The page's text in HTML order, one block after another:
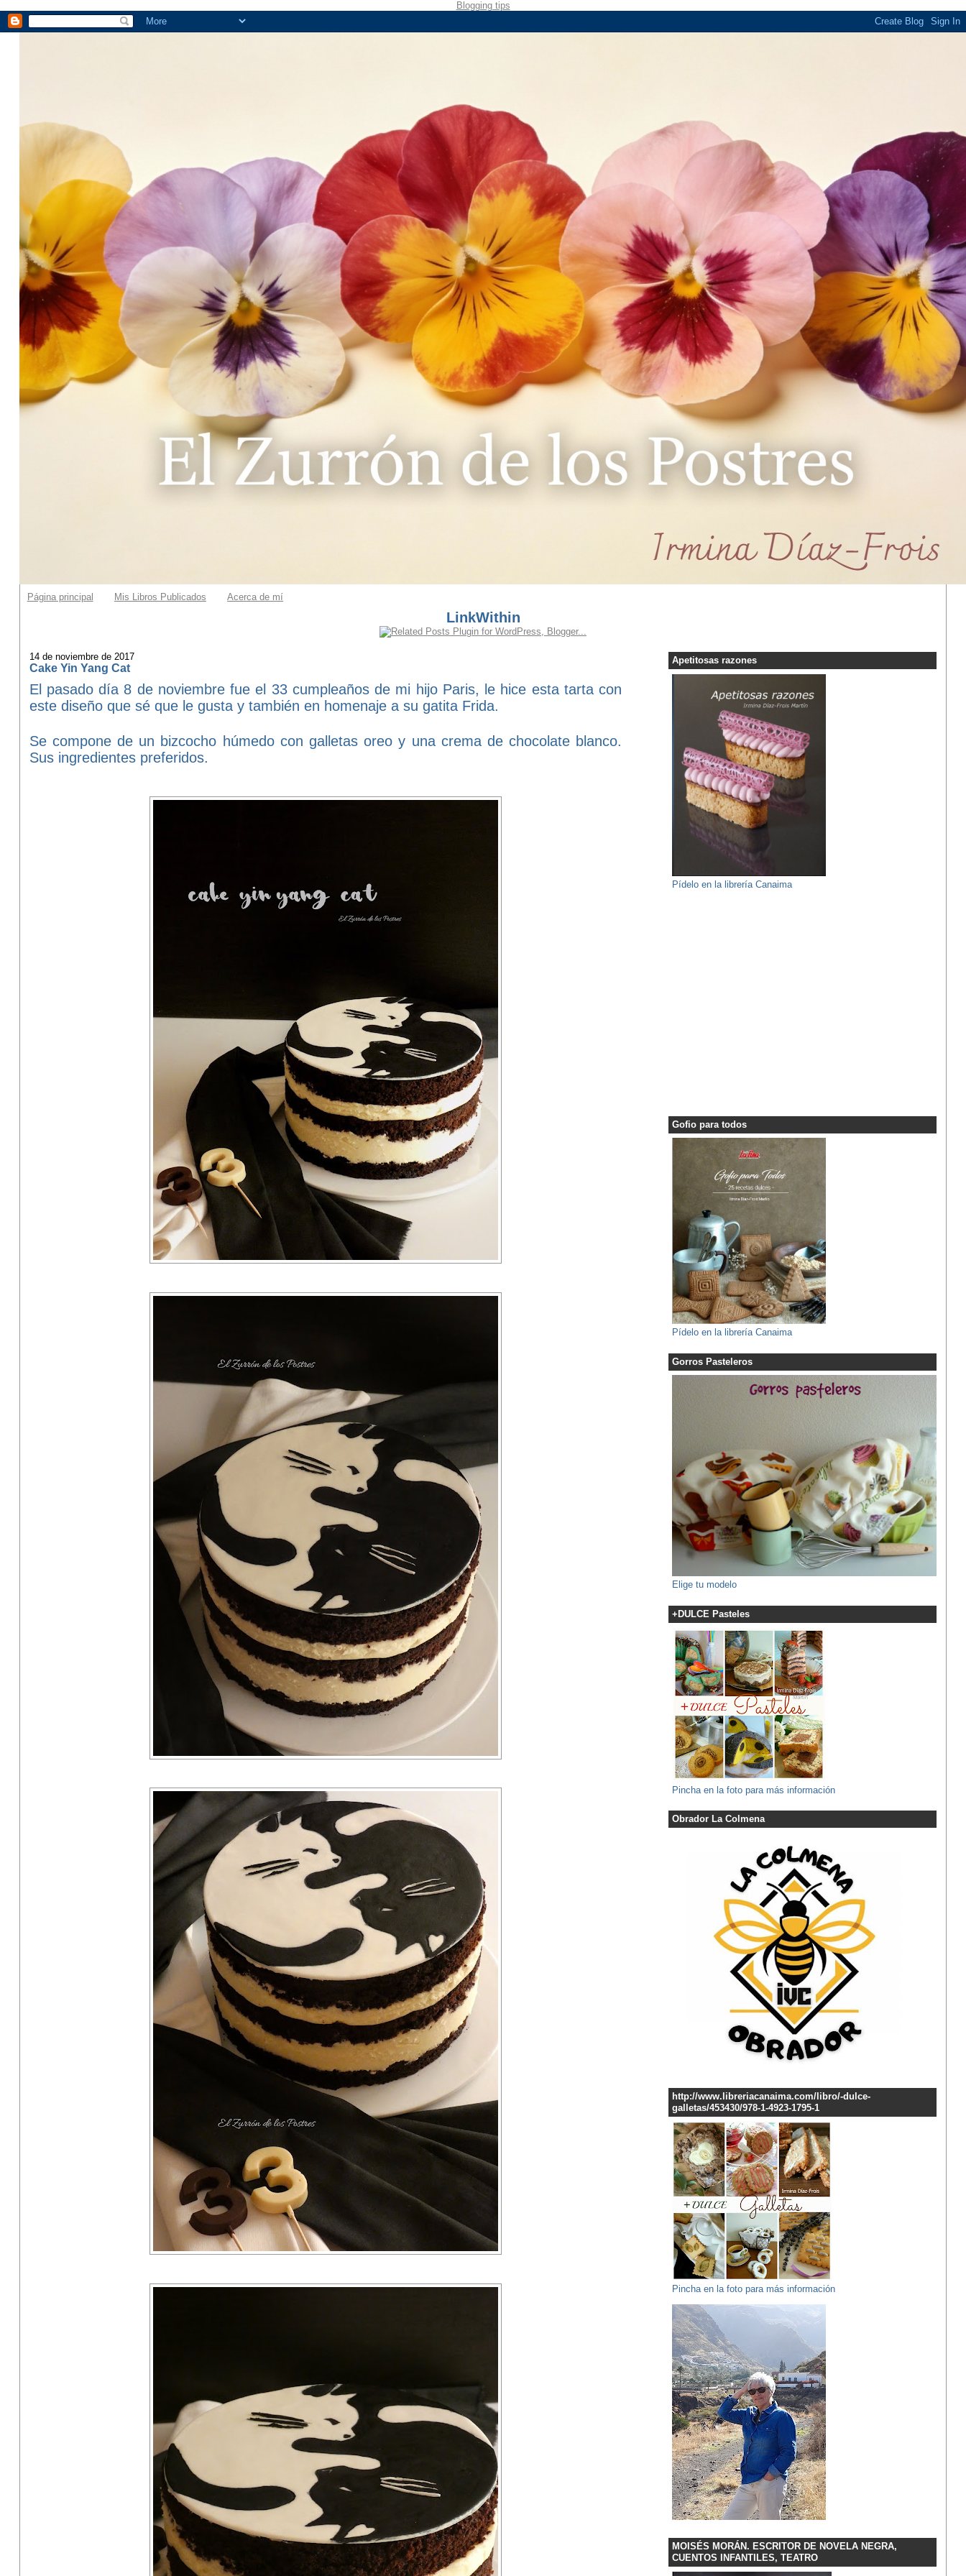
Blogging tips
Página principal Mis Libros Publicados Acerca de mí
LinkWithin
14 de noviembre de 2017
Cake Yin Yang Cat
El pasado día 8 de noviembre fue el 33 cumpleaños de mi hijo Paris, le hice esta tarta con
este diseño que sé que le gusta y también en homenaje a su gatita Frida.
Se compone de un bizcocho húmedo con galletas oreo y una crema de chocolate blanco.
Sus ingredientes preferidos.
Apetitosas razones
Pídelo en la librería Canaima
Gofio para todos
Pídelo en la librería Canaima
Gorros Pasteleros
Elige tu modelo
+DULCE Pasteles
Pincha en la foto para más información
Obrador La Colmena
http://www.libreriacanaima.com/libro/-dulce-
galletas/453430/978-1-4923-1795-1
Pincha en la foto para más información
MOISÉS MORÁN. ESCRITOR DE NOVELA NEGRA,
CUENTOS INFANTILES, TEATRO